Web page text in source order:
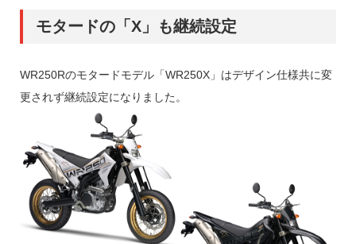
モタードの「X」も継続設定
WR250Rのモタードモデル「WR250X」はデザイン仕様共に変
更されず継続設定になりました。